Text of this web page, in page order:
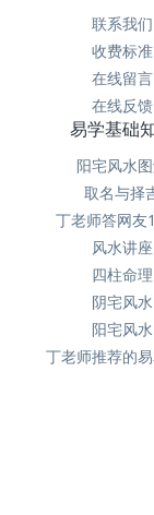
联系我们
收费标准
在线留言
在线反馈
易学基础
阳宅风水
取名与择
丁老师答网友
风水讲座
四柱命理
阴宅风水
阳宅风水
丁老师推荐的